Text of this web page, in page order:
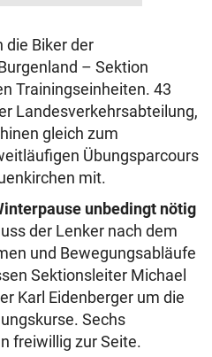
die Biker der
– Sektion
Trainingseinheiten. 43
Landesverkehrsabteilung,
gleich zum
Übungsparcours
mit.
unbedingt nötig
der Lenker nach dem
und Bewegungsabläufe
Sektionsleiter Michael
Karl Eidenberger um die
Sechs
freiwillig zur Seite.